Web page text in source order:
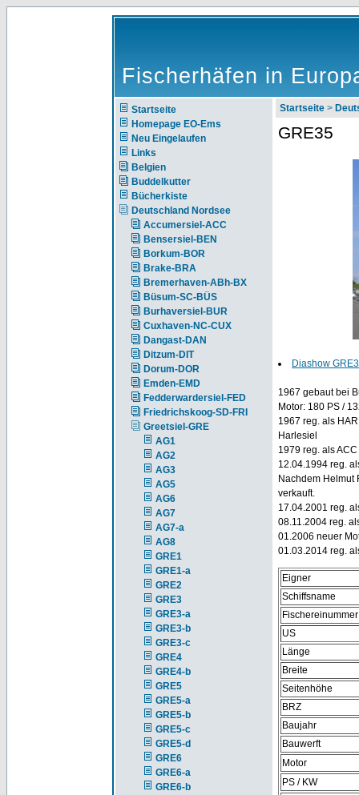
Fischerhäfen in
Startseite
Homepage EO-Ems
Neu Eingelaufen
Links
Belgien
Buddelkutter
Bücherkiste
Deutschland Nordsee
Accumersiel-ACC
Bensersiel-BEN
Borkum-BOR
Brake-BRA
Bremerhaven-ABh-BX
Büsum-SC-BÜS
Burhaversiel-BUR
Cuxhaven-NC-CUX
Dangast-DAN
Ditzum-DIT
Dorum-DOR
Emden-EMD
Fedderwardersiel-FED
Friedrichskoog-SD-FRI
Greetsiel-GRE
AG1
AG2
AG3
AG5
AG6
AG7
AG7-a
AG8
GRE1
GRE1-a
GRE2
GRE3
GRE3-a
GRE3-b
GRE3-c
GRE4
GRE4-b
GRE5
GRE5-a
GRE5-b
GRE5-c
GRE5-d
GRE6
GRE6-a
GRE6-b
Startseite >
GRE35
Diashow
1967 gebaut bei
Motor: 180 PS /
1967 reg. als
Harlesiel
1979 reg. als
12.04.1994 reg.
Nachdem Helmut
verkauft.
17.04.2001 reg.
08.11.2004 reg.
01.2006 neuer
01.03.2014 reg.
Eigner
Schiffsname
Fischereinummer
US
Länge
Breite
Seitenhöhe
BRZ
Baujahr
Bauwerft
Motor
PS / KW